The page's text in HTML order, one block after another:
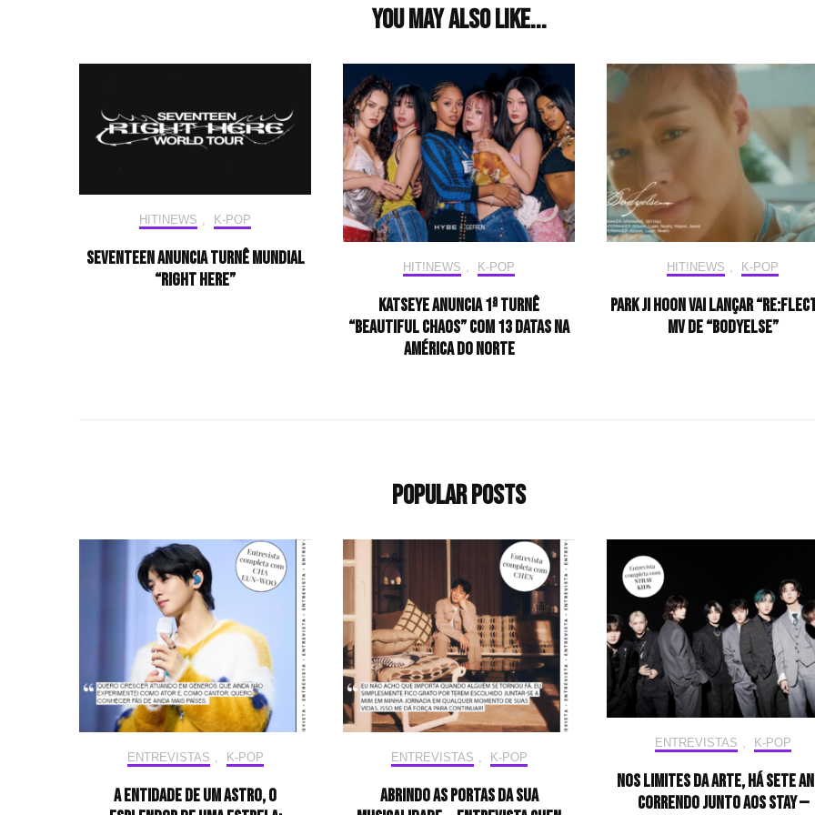
You may also like...
HIT!NEWS K-POP
SEVENTEEN anuncia turnê mundial
“RIGHT HERE”
HIT!NEWS K-POP
KATSEYE anuncia 1ª turnê
“BEAUTIFUL CHAOS” com 13 datas na
América do Norte
HIT!NEWS K-POP
PARK JI HOON VAI LANÇAR
MV DE “BODYELSE”
Popular Posts
ENTREVISTAS , K-POP
A entidade de um astro, o
ENTREVISTAS , K-POP
Abrindo as portas da sua
ENTREVISTAS K-POP
Nos limites da arte, há sete
correndo junto aos STAY —